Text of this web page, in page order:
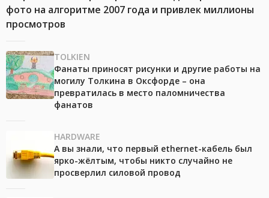
фото на алгоритме 2007 года и привлек миллионы
просмотров
TOLKIEN
Фанаты приносят рисунки и другие работы на
могилу Толкина в Оксфорде – она
превратилась в место паломничества
фанатов
HARDWARE
А вы знали, что первый ethernet-кабель был
ярко-жёлтым, чтобы никто случайно не
просверлил силовой провод